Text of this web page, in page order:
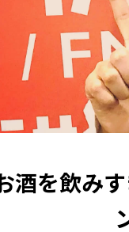
酒を飲み